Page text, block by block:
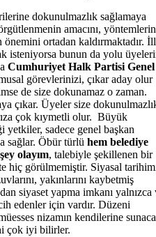
dokunulmazlık sağlamaya
amacını,
ortadan kaldırmaktadır.
isteniyorsa bunun da yolu
Cumhuriyet Halk Partisi Genel
görevlerinizi, çıkar aday olur
de size dokunamaz o zaman.
çıkar. Üyeler size
çok kıymetli olur. Büyük
sadece genel başkan
sağlar. Öbür türlü hem belediye
olayım, talebiyle şekillenen bir
hiç görülmemiştir. Siyasal
yakınlarını kaybetmiş
siyaset yapma imkanı yalnızca
edenler için vardır. Düzeni
nizamın kendilerine
çok iyi bilirler.